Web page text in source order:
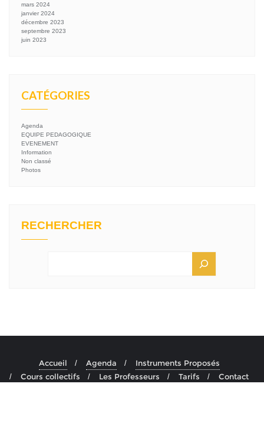
mars 2024
janvier 2024
décembre 2023
septembre 2023
juin 2023
CATÉGORIES
Agenda
EQUIPE PEDAGOGIQUE
EVENEMENT
Information
Non classé
Photos
RECHERCHER
Accueil Agenda
Instruments Proposés
Cours collectifs
Les Professeurs Tarifs Contact